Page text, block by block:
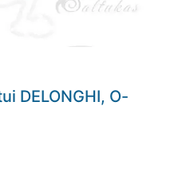
DELONGHI, O-